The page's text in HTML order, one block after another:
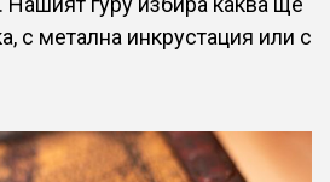
с метална инкрустация или с